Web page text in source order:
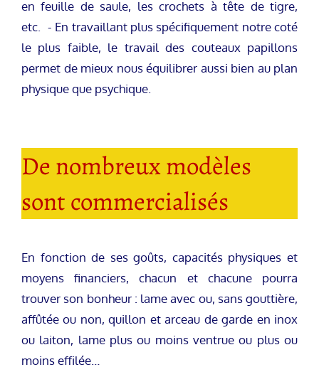
en feuille de saule, les crochets à tête de tigre,
etc. - En travaillant plus spécifiquement notre coté
le plus faible, le travail des couteaux papillons
permet de mieux nous équilibrer aussi bien au plan
physique que psychique.
De nombreux modèles
sont commercialisés
En fonction de ses goûts, capacités physiques et
moyens financiers, chacun et chacune pourra
trouver son bonheur : lame avec ou, sans gouttière,
affûtée ou non, quillon et arceau de garde en inox
ou laiton, lame plus ou moins ventrue ou plus ou
moins effilée…